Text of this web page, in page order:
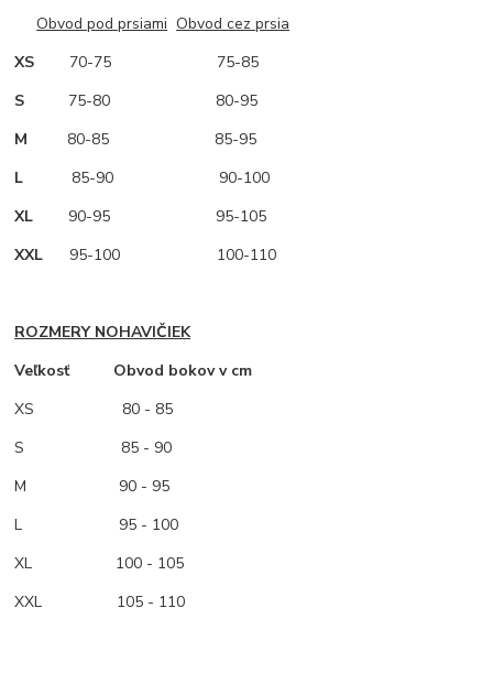
Obvod pod prsiami Obvod cez prsia
XS 70-75 75-85
S 75-80 80-95
M 80-85 85-95
L 85-90 90-100
XL 90-95 95-105
XXL 95-100 100-110
ROZMERY NOHAVIČIEK
Veľkosť Obvod bokov v cm
XS
80 - 85
S 85 - 90
M
90 - 95
L 95 - 100
XL 100 - 105
XXL 105 - 110